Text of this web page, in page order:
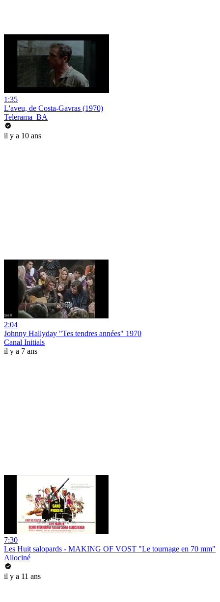
1:35
L'aveu, de Costa-Gavras (1970)
Telerama_BA
il y a 10 ans
2:04
Johnny Hallyday "Tes tendres années" 1970
Canal Initials
il y a 7 ans
7:30
Les Huit salopards - MAKING OF VOST "Le tournage en 70 mm"
Allociné
il y a 11 ans